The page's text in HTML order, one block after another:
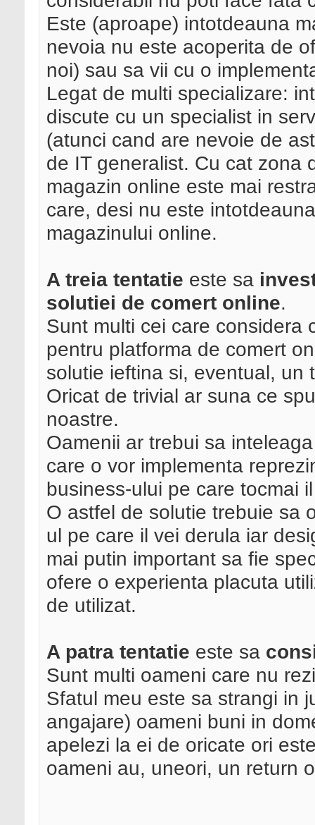
Este (aproape) intotdeauna
nevoia nu este acoperita de
noi) sau sa vii cu o
Legat de multi specializare:
discute cu un specialist in
(atunci cand are nevoie de
de IT generalist. Cu cat zona
magazin online este mai
care, desi nu este
magazinului online.
A treia tentatie este sa
solutiei de comert online.
Sunt multi cei care considera
pentru platforma de comert
solutie ieftina si, eventual, un
Oricat de trivial ar suna ce
noastre.
Oamenii ar trebui sa
care o vor implementa
business-ului pe care tocmai
O astfel de solutie trebuie sa
ul pe care il vei derula iar
mai putin important sa fie
ofere o experienta placuta
de utilizat.
A patra tentatie este sa
Sunt multi oameni care nu
Sfatul meu este sa strangi in
angajare) oameni buni in
apelezi la ei de oricate ori
oameni au, uneori, un return